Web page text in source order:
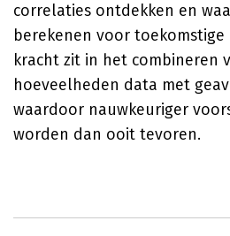
correlaties ontdekken en
berekenen voor toekomstige
kracht zit in het combineren
hoeveelheden data met
waardoor nauwkeuriger
worden dan ooit tevoren.